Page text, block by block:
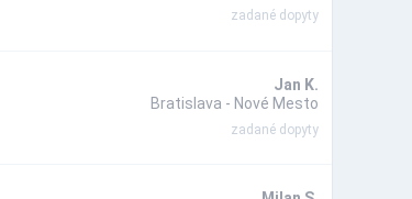
zadané dopyty
Jan K.
Bratislava - Nové Mesto
zadané dopyty